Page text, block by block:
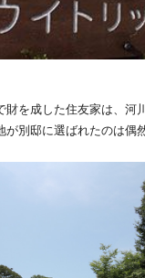
財を成した住友家は、河
が別邸に選ばれたのは偶